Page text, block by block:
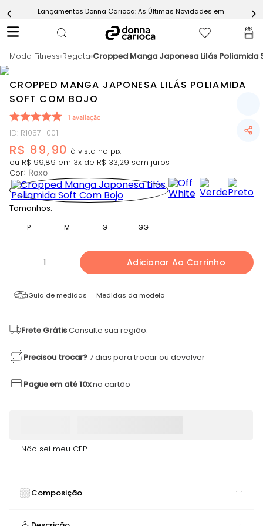
Lançamentos Donna Carioca: As Últimas Novidades em Moda
Moda Fitness Regata Cropped Manga Japonesa Lilás Poliamida
CROPPED MANGA JAPONESA LILÁS POLIAMIDA
SOFT COM BOJO
1 avaliação
ID: R1057_001
R$ 89,90
ou R$ 99,89 em 3x de R$ 33,29 sem juros
Cor: Roxo
Tamanhos:
P M G GG
1 Adicionar Ao Carrinho
Guia de medidas Medidas da modelo
Frete GrátisConsulte sua região.
Precisou trocar?7 dias para trocar ou devolver
Pague em até 10xno cartão
Não sei meu CEP
Composição
Short
Epic Vermelho
7º Conjunto
9 º Ultimate Rosa
10ºMacaquinho